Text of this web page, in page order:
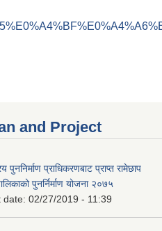
and Project
पुननिर्माण प्राधिकरणबाट प्राप्त रामेछाप
पुनर्निर्माण योजना २०७५
date: 02/27/2019 - 11:39